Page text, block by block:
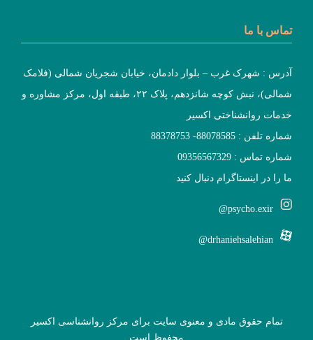
تماس با ما
آدرس : شهرک غرب – بلوار دادمان، خیابان شجریان شمالی (فلامک
شمالی)، نبش کوچه شانزدهم، پلاک ۲۲، طبقه اول، مرکز مشاوره و
خدمات روانشناختی اکسیر
شماره تلفن : 88078585- 88378753
شماره تماس : 09356567329
ما را در اینستاگرام دنبال کنید
psycho.exir@
drhaniehsalehian@
تمام حقوق مادی و معنوی سایت برای مرکز روانشناسی اکسیر
محفوظ است